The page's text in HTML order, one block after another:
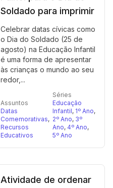
Soldado para imprimir
Celebrar datas cívicas como
o Dia do Soldado (25 de
agosto) na Educação Infantil
é uma forma de apresentar
às crianças o mundo ao seu
redor,...
Assuntos
Datas
Comemorativas,
Recursos
Educativos
Séries
Educação
Infantil, 1º Ano,
2º Ano, 3º
Ano, 4º Ano,
5º Ano
Atividade de ordenar